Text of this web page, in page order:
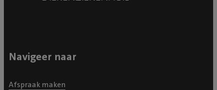
Navigeer naar
Afspraak maken